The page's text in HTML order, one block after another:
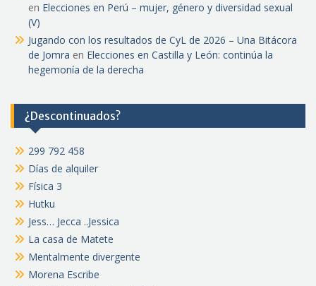
en Elecciones en Perú – mujer, género y diversidad sexual
(V)
Jugando con los resultados de CyL de 2026 – Una Bitácora
de Jomra en Elecciones en Castilla y León: continúa la
hegemonía de la derecha
¿Descontinuados?
299 792 458
Días de alquiler
Física 3
Hutku
Jess… Jecca ..Jessica
La casa de Matete
Mentalmente divergente
Morena Escribe